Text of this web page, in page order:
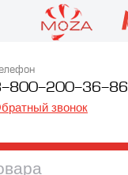
800-200-36-86
звонок